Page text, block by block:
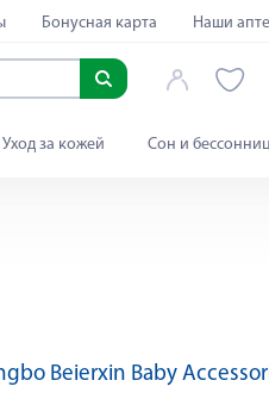
Бонусная карта Наши
Уход за кожей Сон и
Beierxin Baby